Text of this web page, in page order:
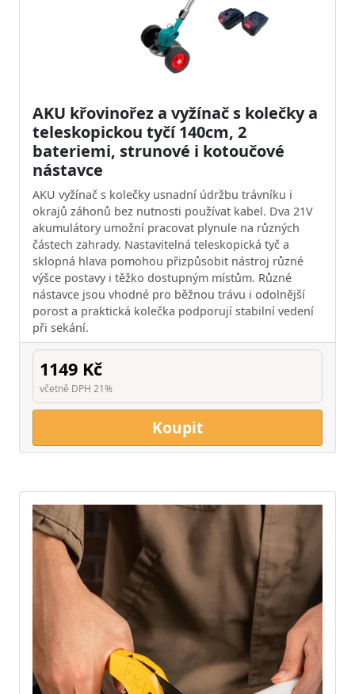
AKU křovinořez a vyžínač s kolečky a
teleskopickou tyčí 140cm, 2
bateriemi, strunové i kotoučové
nástavce
AKU vyžínač s kolečky usnadní údržbu trávníku i
okrajů záhonů bez nutnosti používat kabel. Dva 21V
akumulátory umožní pracovat plynule na různých
částech zahrady. Nastavitelná teleskopická tyč a
sklopná hlava pomohou přizpůsobit nástroj různé
výšce postavy i těžko dostupným místům. Různé
nástavce jsou vhodné pro běžnou trávu i odolnější
porost a praktická kolečka podporují stabilní vedení
při sekání.
1149 Kč
včetně DPH 21%
Koupit